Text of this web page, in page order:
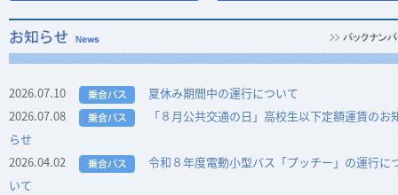
2026.07.10
夏休み期間中の運行について
2026.07.08
「８月公共交通の日」高校生以下定額運賃のお
らせ
2026.04.02
令和８年度電動小型バス「プッチー」の運行に
いて